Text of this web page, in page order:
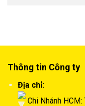
Thông tin Công ty
Địa chỉ:
Chi Nhánh